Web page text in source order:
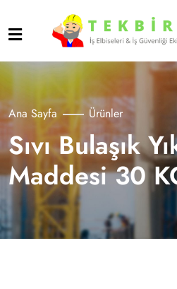
Ana Sayfa Ürünler
Sıvı Bulaşık
Maddesi 30